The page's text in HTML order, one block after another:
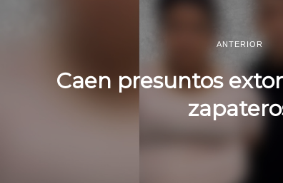
ANTERIOR
Caen presuntos